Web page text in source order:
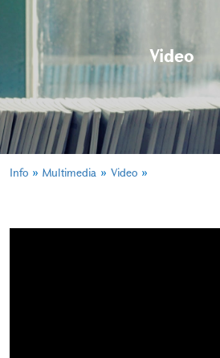
Video
Info » Multimedia » Video »